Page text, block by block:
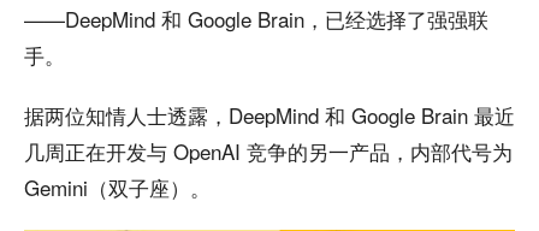
——DeepMind 和 Google Brain，已经选择了强强联
手。
据两位知情人士透露，DeepMind 和 Google Brain 最近
几周正在开发与 OpenAI 竞争的另一产品，内部代号为
Gemini（双子座）。